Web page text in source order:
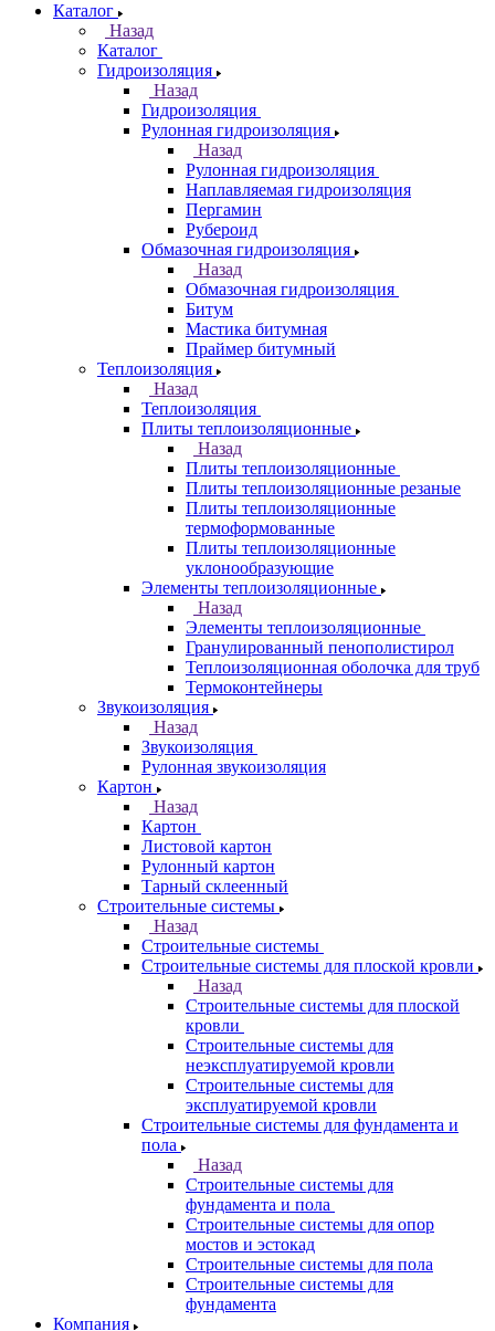
Каталог
Назад
Каталог
Гидроизоляция
Назад
Гидроизоляция
Рулонная гидроизоляция
Назад
Рулонная гидроизоляция
Наплавляемая гидроизоляция
Пергамин
Рубероид
Обмазочная гидроизоляция
Назад
Обмазочная гидроизоляция
Битум
Мастика битумная
Праймер битумный
Теплоизоляция
Назад
Теплоизоляция
Плиты теплоизоляционные
Назад
Плиты теплоизоляционные
Плиты теплоизоляционные резаные
Плиты теплоизоляционные
термоформованные
Плиты теплоизоляционные
уклонообразующие
Элементы теплоизоляционные
Назад
Элементы теплоизоляционные
Гранулированный пенополистирол
Теплоизоляционная оболочка для труб
Термоконтейнеры
Звукоизоляция
Назад
Звукоизоляция
Рулонная звукоизоляция
Картон
Назад
Картон
Листовой картон
Рулонный картон
Тарный склеенный
Строительные системы
Назад
Строительные системы
Строительные системы для плоской кровли
Назад
Строительные системы для плоской
кровли
Строительные системы для
неэксплуатируемой кровли
Строительные системы для
эксплуатируемой кровли
Строительные системы для фундамента и
пола
Назад
Строительные системы для
фундамента и пола
Строительные системы для опор
мостов и эстокад
Строительные системы для пола
Строительные системы для
фундамента
Компания